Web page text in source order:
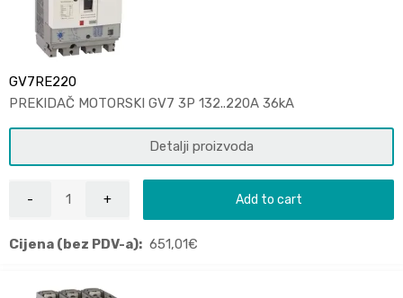
GV7RE220
PREKIDAČ MOTORSKI GV7 3P 132..220A 36kA
Detalji proizvoda
Add to cart
Cijena (bez PDV-a): 651,01€